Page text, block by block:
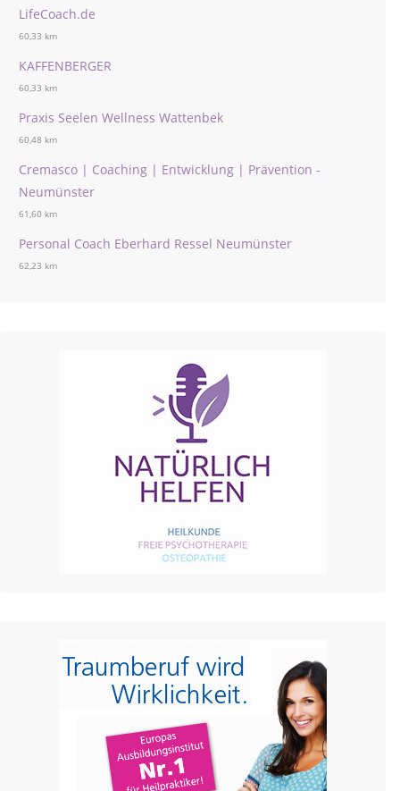
LifeCoach.de
60,33 km
KAFFENBERGER
60,33 km
Praxis Seelen Wellness Wattenbek
60,48 km
Cremasco | Coaching | Entwicklung | Prävention -
Neumünster
61,60 km
Personal Coach Eberhard Ressel Neumünster
62,23 km